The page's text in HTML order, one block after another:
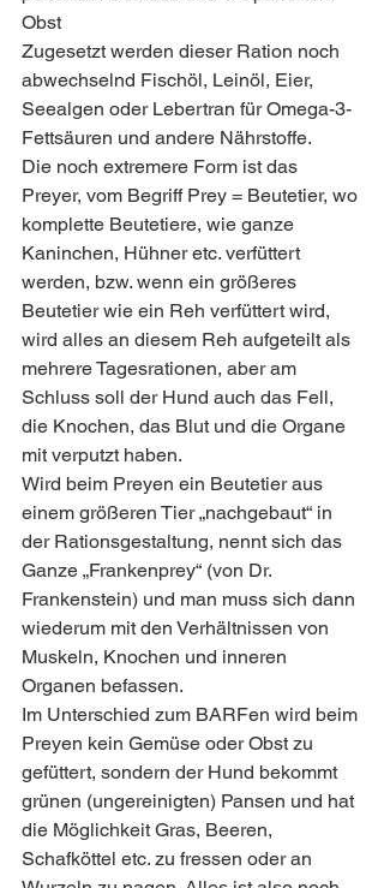
Obst
Zugesetzt werden dieser Ration noch
abwechselnd Fischöl, Leinöl, Eier,
Seealgen oder Lebertran für Omega-3-
Fettsäuren und andere Nährstoffe.
Die noch extremere Form ist das
Preyer, vom Begriff Prey = Beutetier, wo
komplette Beutetiere, wie ganze
Kaninchen, Hühner etc. verfüttert
werden, bzw. wenn ein größeres
Beutetier wie ein Reh verfüttert wird,
wird alles an diesem Reh aufgeteilt als
mehrere Tagesrationen, aber am
Schluss soll der Hund auch das Fell,
die Knochen, das Blut und die Organe
mit verputzt haben.
Wird beim Preyen ein Beutetier aus
einem größeren Tier „nachgebaut“ in
der Rationsgestaltung, nennt sich das
Ganze „Frankenprey“ (von Dr.
Frankenstein) und man muss sich dann
wiederum mit den Verhältnissen von
Muskeln, Knochen und inneren
Organen befassen.
Im Unterschied zum BARFen wird beim
Preyen kein Gemüse oder Obst zu
gefüttert, sondern der Hund bekommt
grünen (ungereinigten) Pansen und hat
die Möglichkeit Gras, Beeren,
Schafköttel etc. zu fressen oder an